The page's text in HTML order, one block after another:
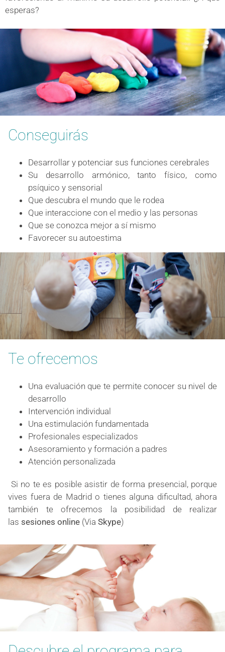
esperas?
Conseguirás
Desarrollar y potenciar sus funciones cerebrales
Su desarrollo armónico, tanto físico, como
psíquico y sensorial
Que descubra el mundo que le rodea
Que interaccione con el medio y las personas
Que se conozca mejor a sí mismo
Favorecer su autoestima
Te ofrecemos
Una evaluación que te permite conocer su nivel de
desarrollo
Intervención individual
Una estimulación fundamentada
Profesionales especializados
Asesoramiento y formación a padres
Atención personalizada
Si no te es posible asistir de forma presencial, porque
vives fuera de Madrid o tienes alguna dificultad, ahora
también te ofrecemos la posibilidad de realizar
las sesiones online (Via Skype)